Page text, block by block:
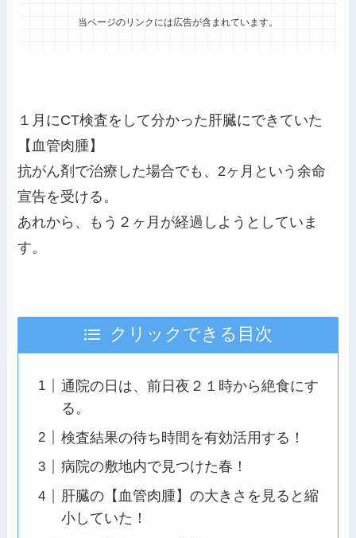
当ページのリンクには広告が含まれています。
１月にCT検査をして分かった肝臓にできていた
【血管肉腫】
抗がん剤で治療した場合でも、2ヶ月という余命
宣告を受ける。
あれから、もう２ヶ月が経過しようとしていま
す。
クリックできる目次
通院の日は、前日夜２１時から絶食にす
る。
検査結果の待ち時間を有効活用する！
病院の敷地内で見つけた春！
肝臓の【血管肉腫】の大きさを見ると縮
小していた！